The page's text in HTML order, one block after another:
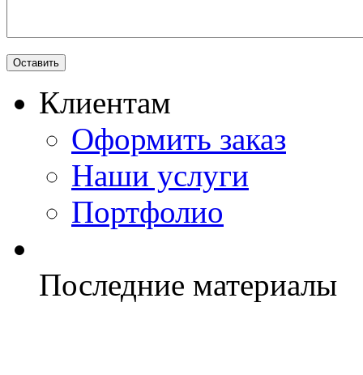
Клиентам
Оформить заказ
Наши услуги
Портфолио
Последние материалы